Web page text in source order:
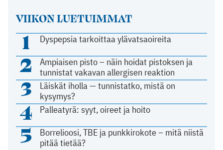
VIIKON LUETUIMMAT
1 Dyspepsia tarkoittaa ylävatsaoireita
2
Ampiaisen pisto – näin hoidat pistoksen ja
tunnistat vakavan allergisen reaktion
3
Läiskät iholla — tunnistatko, mistä on
kysymys?
4 Palleatyrä: syyt, oireet ja hoito
5
Borrelioosi, TBE ja punkkirokote – mitä niistä
pitää tietää?